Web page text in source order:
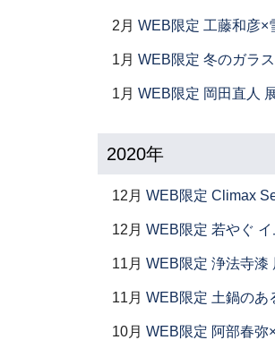
2月 WEB限定 工藤和彦×
1月 WEB限定 冬のガラ
1月 WEB限定 岡田直人
2020年
12月 WEB限定 Climax
12月 WEB限定 若やぐ
11月 WEB限定 浄法寺漆
11月 WEB限定 土鍋のあ
10月 WEB限定 阿部春弥